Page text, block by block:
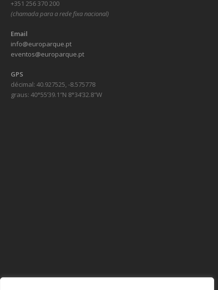
+351 256 370 200
(chamada para a rede fixa nacional)
Email
info@europarque.pt
eventos@europarque.pt
GPS
décimal: 40.927525, -8.575778
graus: 40°55’39.1″N 8°34’32.8″W